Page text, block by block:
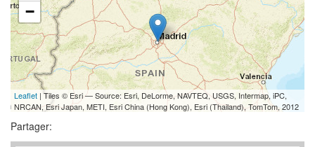
−
Leaflet | Tiles © Esri — Source: Esri, DeLorme, NAVTEQ, USGS, Intermap, iPC,
NRCAN, Esri Japan, METI, Esri China (Hong Kong), Esri (Thailand), TomTom, 2012
Partager: